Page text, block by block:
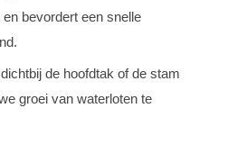
bevordert een snelle
de hoofdtak of de stam
groei van waterloten te